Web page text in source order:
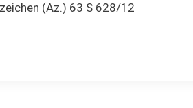
(Az.) 63 S 628/12